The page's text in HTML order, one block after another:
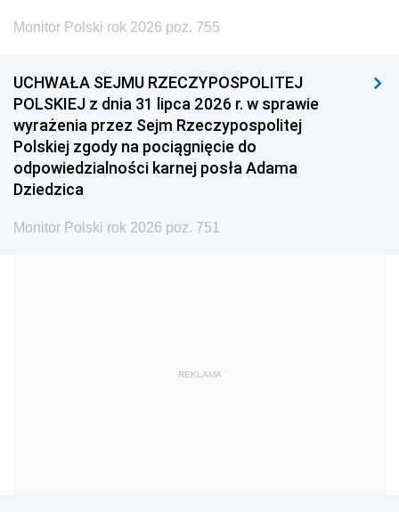
1996 1995 1994
1993 1992 1991
1990 1989
1987 1986 1985
1968
Monitor Polski rok 2026 poz. 755
UCHWAŁA SEJMU RZECZYPOSPOLITEJ
POLSKIEJ z dnia 31 lipca 2026 r. w sprawie
wyrażenia przez Sejm Rzeczypospolitej
Polskiej zgody na pociągnięcie do
odpowiedzialności karnej posła Adama
Dziedzica
Monitor Polski rok 2026 poz. 751
REKLAMA